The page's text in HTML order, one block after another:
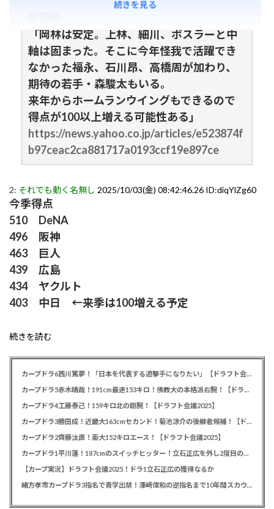
「岡林は安定。上林、細川、ボスラーと中
軸は固まった。そこに今年怪我で活躍でき
なかった福永、石川昂、高橋周が加わり、
期待の若手・森駿太もいる。
来年からホームランウイングもできるので
得点が100以上増える可能性ある」
https://news.yahoo.co.jp/articles/e523874f
b97ceac2ca881717a0193ccf19e897ce
2: それでも動く名無し 2025/10/03(金) 08:42:46.26 ID:diqYlZg60
今季得点
510 DeNA
496 阪神
463 巨人
439 広島
434 ヤクルト
403 中日 ←来季は100増える予定
続きを読む
続きを見る
カープドラ6西川篤夢！「日本を代表する遊撃手になりたい」【ドラフト会議2025】
カープドラ5赤木晴哉！191cm最速153キロ！佛教大の本格派右腕！【ドラフト会議2025】
カープドラ4工藤泰己！159キロ北の剛腕！【ドラフト会議2025】
カープドラ3勝田成！近畿大163cmセカンド！菊池涼介の後継者候補！【ドラフト会議2025】
カープドラ2齊藤汰直！亜大152キロエース！【ドラフト会議2025】
カープドラ1平川蓮！187cmのスイッチヒッター！立石正広を外し2度目の重複も新井監督がクジを引き当てる！【ドラフト会議2025】
【カープ実況】ドラフト会議2025！ドラ1立石正広の獲得なるか
緒方孝市カープドラ3指名で青学出禁！澤﨑俊和の逆指名まで10年間スカウト出禁